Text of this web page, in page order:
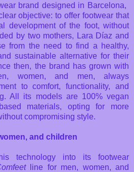
brand designed in Barcelona,
objective: to offer footwear that
development of the foot, without
by two mothers, Lara Díaz and
from the need to find a healthy,
sustainable alternative for their
then, the brand has grown with
women, and men, always
to comfort, functionality, and
All its models are 100% vegan
materials, opting for more
compromising style.
and children
technology into its footwear
line for men, women, and